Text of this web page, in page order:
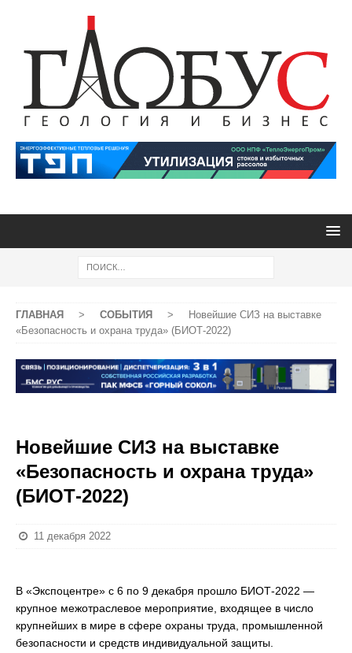
ГЛАВНАЯ > СОБЫТИЯ >
Новейшие СИЗ на выставке
«Безопасность и охрана труда» (БИОТ-2022)
Новейшие СИЗ на выставке
«Безопасность и охрана труда»
(БИОТ-2022)
11 декабря 2022
В «Экспоцентре» с 6 по 9 декабря прошло БИОТ-2022 —
крупное межотраслевое мероприятие, входящее в число
крупнейших в мире в сфере охраны труда, промышленной
безопасности и средств индивидуальной защиты.